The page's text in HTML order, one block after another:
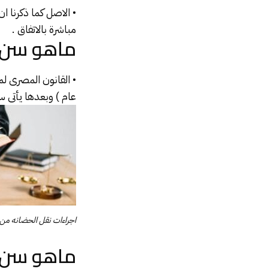
• الاصل كما ذكرنا
مباشرة بالاتفاق .
ماهو سن
عام ) وبعدها يأتى
اجراءات نقل الحضانه من
ماهو سن